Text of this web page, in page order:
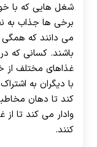
شغل هایی که با
برخی ها جذاب به
می دانند که
باشند. کسانی که
غذاهای مختلف از
با دیگران به
کند تا دهان
وادار می کند تا
کنند.